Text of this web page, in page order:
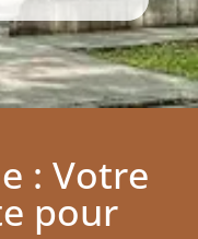
: Votre
pour